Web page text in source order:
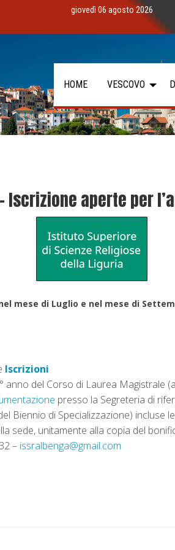
giovedì 06 agosto 2026
HOME VESCOVO
Iscrizione aperte per
mese di Luglio e nel mese di
Iscrizioni
del Corso di Laurea Magistrale
presso la Segreteria di
Biennio di Specializzazione)
sede, unitamente alla copia del
– issralbenga@gmail.com